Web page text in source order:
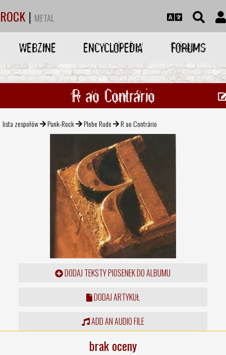
ROCK | METAL
WEBZINE ENCYCLOPEDIA FORUMS
R ao Contrário
lista zespołów Punk-Rock Plebe Rude R ao Contrário
DODAJ TEKSTY PIOSENEK DO ALBUMU
DODAJ ARTYKUŁ
ADD AN AUDIO FILE
brak oceny